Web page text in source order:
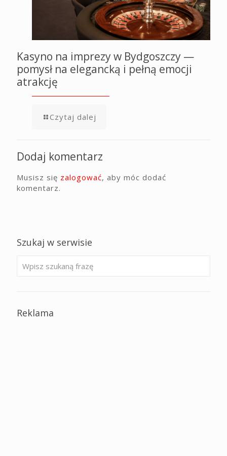
Kasyno na imprezy w Bydgoszczy —
pomysł na elegancką i pełną emocji
atrakcję
Czytaj dalej
Dodaj komentarz
Musisz się zalogować, aby móc dodać
komentarz.
Szukaj w serwisie
Reklama